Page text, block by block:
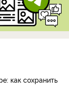
как сохранить